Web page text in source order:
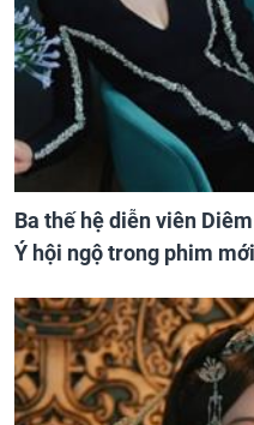
Ba thế hệ diễn viên
Ý hội ngộ trong phim mới